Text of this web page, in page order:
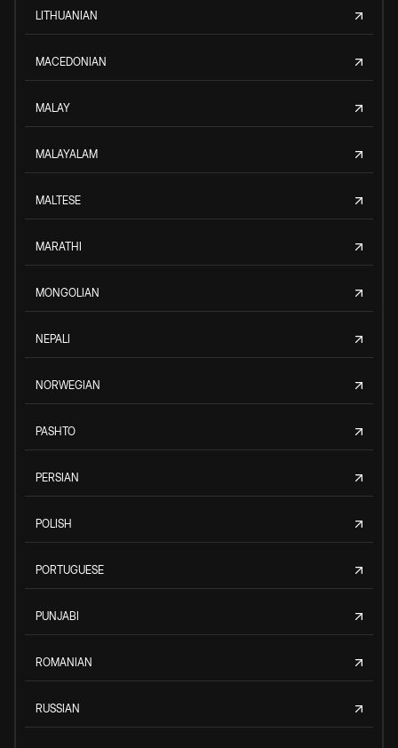
LITHUANIAN
MACEDONIAN
MALAY
MALAYALAM
MALTESE
MARATHI
MONGOLIAN
NEPALI
NORWEGIAN
PASHTO
PERSIAN
POLISH
PORTUGUESE
PUNJABI
ROMANIAN
RUSSIAN